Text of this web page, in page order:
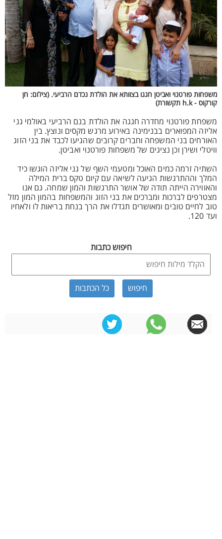
משפחות פורטנוי ואביטן חגגו בצוותא את הולדת נכדם הרביעי. (צילום: חן
קורקוס - h.k תקשורת)
משפחת פורטנוי מחדרה חגגה את הולדת בנם הרביעי באולמי גני
אליזה המפוארים בבנימינה באירוע מרגש מקסים ונוצץ. בין
האורחים בני המשפחה וחברים קרובים שהגיעו לכבד את בני הזוג
וויטלי ושירן וכן נציגים של משפחות פורטנוי ואביטן.
השתיה זרמה כמים האוכל ומטעמי השף של גני אליזה הוגשו כיד
המלך וההתרגשות הגיעה לשיאה עם קיום טקס ברית המילה
והאווירה הייתה תודה של אושר התרגשות והמון שמחה. גם אנו
מצטרפים לברכות ומברכים את בני הזוג והמשפחות בהמון המון מזל
טוב לחיים טובים ומאושרים תגדלו את הרך בנחת בריאות לו ולאחיו
ועד 120.
חיפוש כתבות
כל הכתבות